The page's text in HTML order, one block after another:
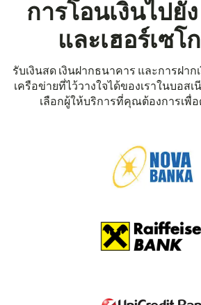
การโอนเงินไปยั
และเฮอร์เซโ
รับเงินสด เงินฝากธนาคาร และการฝาก
เครือข่ายที่ไว้วางใจได้ของเราในบอสเ
เลือกผู้ให้บริการที่คุณต้องการเพื่